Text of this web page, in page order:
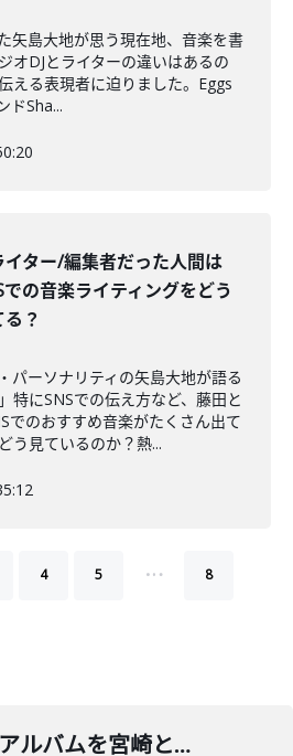
矢島大地が思う現在地、音楽を書
オDJとライターの違いはあるの
える表現者に迫りました。Eggs
ドSha...
ター/編集者だった人間は
での音楽ライティングをどう
？
パーソナリティの矢島大地が語る
特にSNSでの伝え方など、藤田と
でのおすすめ音楽がたくさん出て
う見ているのか？熱...
4 5 … 8
①クジラ夜の街のアルバムを宮崎と山本が語る！毎晩揺れてスカートに迫る！